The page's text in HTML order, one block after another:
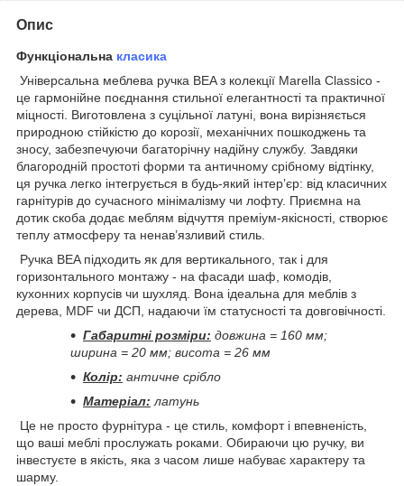
Опис
Функціональна класика
Універсальна меблева ручка BEA з колекції Marella Classico -
це гармонійне поєднання стильної елегантності та практичної
міцності. Виготовлена з суцільної латуні, вона вирізняється
природною стійкістю до корозії, механічних пошкоджень та
зносу, забезпечуючи багаторічну надійну службу. Завдяки
благородній простоті форми та античному срібному відтінку,
ця ручка легко інтегрується в будь-який інтер’єр: від класичних
гарнітурів до сучасного мінімалізму чи лофту. Приємна на
дотик скоба додає меблям відчуття преміум-якісності, створює
теплу атмосферу та ненав’язливий стиль.
Ручка BEA підходить як для вертикального, так і для
горизонтального монтажу - на фасади шаф, комодів,
кухонних корпусів чи шухляд. Вона ідеальна для меблів з
дерева, MDF чи ДСП, надаючи їм статусності та довговічності.
Габаритні розміри: довжина = 160 мм;
ширина = 20 мм; висота = 26 мм
Колір: античне срібло
Матеріал: латунь
Це не просто фурнітура - це стиль, комфорт і впевненість,
що ваші меблі прослужать роками. Обираючи цю ручку, ви
інвестуєте в якість, яка з часом лише набуває характеру та
шарму.